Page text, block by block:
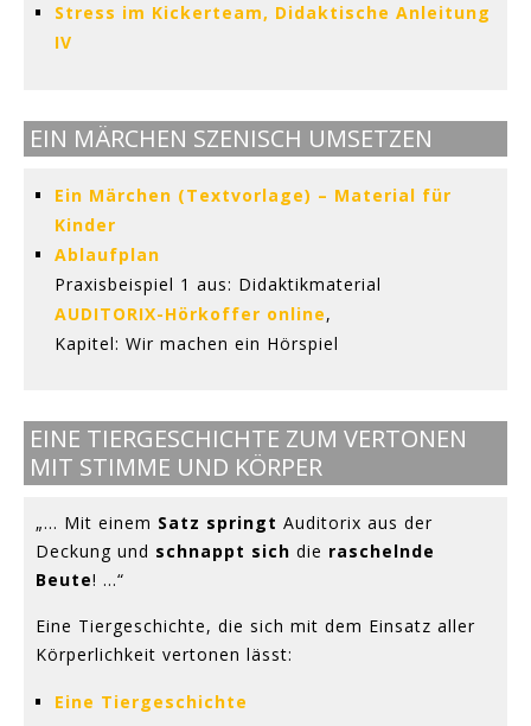
Stress im Kickerteam, Didaktische Anleitung
IV
EIN MÄRCHEN SZENISCH UMSETZEN
Ein Märchen (Textvorlage) – Material für
Kinder
Ablaufplan
Praxisbeispiel 1 aus: Didaktikmaterial
AUDITORIX-Hörkoffer online,
Kapitel: Wir machen ein Hörspiel
EINE TIERGESCHICHTE ZUM VERTONEN
MIT STIMME UND KÖRPER
„... Mit einem Satz springt Auditorix aus der
Deckung und schnappt sich die raschelnde
Beute! ...“
Eine Tiergeschichte, die sich mit dem Einsatz aller
Körperlichkeit vertonen lässt:
Eine Tiergeschichte